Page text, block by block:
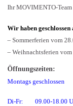
Ihr MOVIMENTO-Team
Wir haben geschlossen
– Sommerferien vom
– Weihnachtsferien
Öffnungszeiten:
Montags geschlossen
Di-Fr: 09.00-18.00